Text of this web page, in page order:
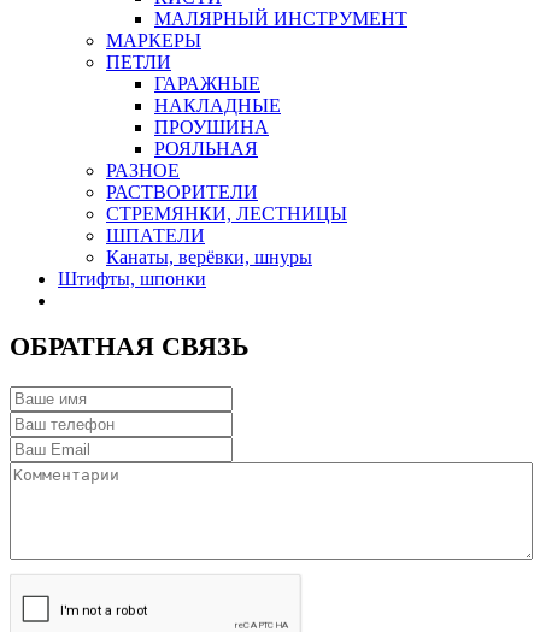
МАЛЯРНЫЙ ИНСТРУМЕНТ
МАРКЕРЫ
ПЕТЛИ
ГАРАЖНЫЕ
НАКЛАДНЫЕ
ПРОУШИНА
РОЯЛЬНАЯ
РАЗНОЕ
РАСТВОРИТЕЛИ
СТРЕМЯНКИ, ЛЕСТНИЦЫ
ШПАТЕЛИ
Канаты, верёвки, шнуры
Штифты, шпонки
ОБРАТНАЯ СВЯЗЬ